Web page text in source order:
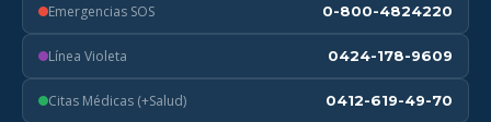
Emergencias SOS 0-800-4824220
Línea Violeta 0424-178-9609
Citas Médicas (+Salud) 0412-619-49-70